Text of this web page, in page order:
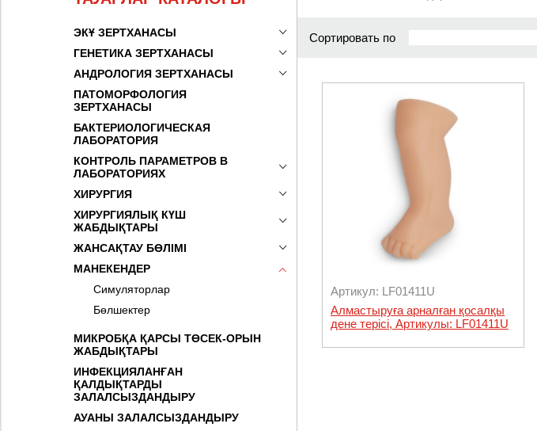
ЭКҰ ЗЕРТХАНАСЫ
ГЕНЕТИКА ЗЕРТХАНАСЫ
АНДРОЛОГИЯ ЗЕРТХАНАСЫ
ПАТОМОРФОЛОГИЯ
ЗЕРТХАНАСЫ
БАКТЕРИОЛОГИЧЕСКАЯ
ЛАБОРАТОРИЯ
КОНТРОЛЬ ПАРАМЕТРОВ В
ЛАБОРАТОРИЯХ
ХИРУРГИЯ
ХИРУРГИЯЛЫҚ КҮШ
ЖАБДЫҚТАРЫ
ЖАНСАҚТАУ БӨЛІМІ
МАНЕКЕНДЕР
Симуляторлар
Бөлшектер
МИКРОБҚА ҚАРСЫ ТӨСЕК-ОРЫН
ЖАБДЫҚТАРЫ
ИНФЕКЦИЯЛАНҒАН
ҚАЛДЫҚТАРДЫ
ЗАЛАЛСЫЗДАНДЫРУ
АУАНЫ ЗАЛАЛСЫЗДАНДЫРУ
Сортировать по
Артикул: LF01411U
Алмастыруға арналған қосалқы
дене терісі, Артикулы: LF01411U